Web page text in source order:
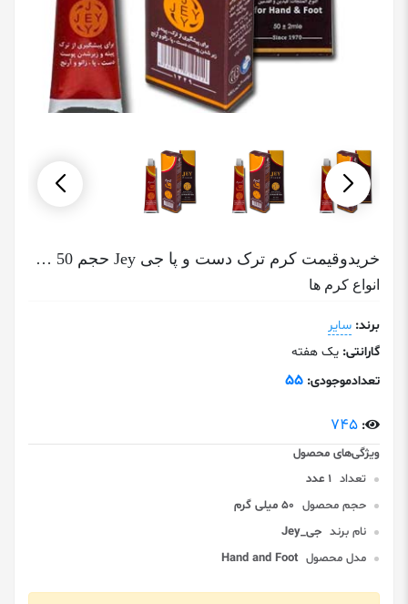
خریدوقیمت کرم ترک دست و پا جی Jey حجم 50 میلی لیتر
انواع کرم ها
برند: سایر
گارانتی: یک هفته
تعدادموجودی: 55
:
745
تعداد 1 عدد
حجم محصول 50 میلی گرم
نام برند جی_Jey
مدل محصول Hand and Foot